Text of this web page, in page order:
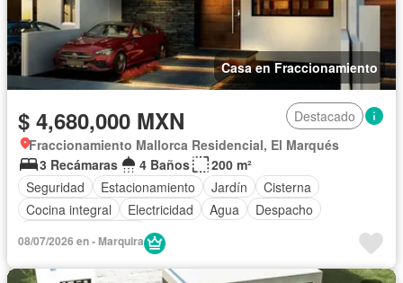
Casa en Fraccionamiento
$ 4,680,000 MXN
Destacado
Fraccionamiento Mallorca Residencial, El Marqués
3 Recámaras
4 Baños
200 m²
Seguridad
Estacionamiento Jardín
Cisterna
Cocina integral
Electricidad Agua
Despacho
08/07/2026 en - Marquira